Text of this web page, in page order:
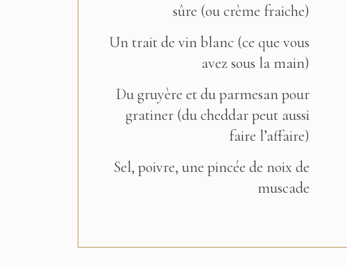
sûre (ou crème fraiche)
Un trait de vin blanc (ce que vous
avez sous la main)
Du gruyère et du parmesan pour
gratiner (du cheddar peut aussi
faire l’affaire)
–
Sel, poivre, une pincée de noix de
muscade